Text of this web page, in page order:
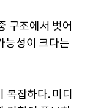
구조에서 벗어
능성이 크다는
복잡하다. 미디